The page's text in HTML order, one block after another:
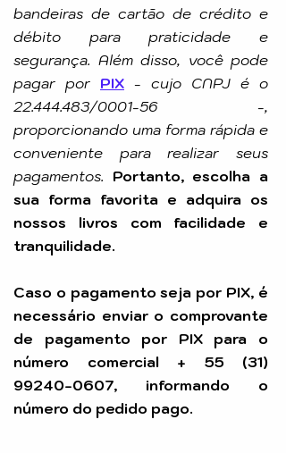
bandeiras de cartão de crédito e
débito para praticidade e
segurança. Além disso, você pode
pagar por PIX - cujo CNPJ é o
22.444.483/0001-56 -,
proporcionando uma forma rápida e
conveniente para realizar seus
pagamentos. Portanto, escolha a
sua forma favorita e adquira os
nossos livros com facilidade e
tranquilidade.
Caso o pagamento seja por PIX, é
necessário enviar o comprovante
de pagamento por PIX para o
número comercial + 55 (31)
99240-0607, informando o
número do pedido pago.